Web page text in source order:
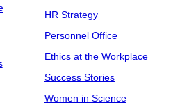
HR Strategy
Personnel Office
Ethics at the Workplace
Success Stories
Women in Science